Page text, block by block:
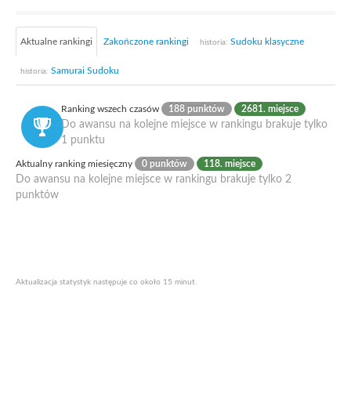
Aktualne rankingi Zakończone rankingi historia: Sudoku klasyczne
historia: Samurai Sudoku
Ranking wszech czasów 188 punktów 2681. miejsce
Do awansu na kolejne miejsce w rankingu brakuje tylko
1 punktu
Aktualny ranking miesięczny 0 punktów 118. miejsce
Do awansu na kolejne miejsce w rankingu brakuje tylko 2
punktów
Aktualizacja statystyk następuje co około 15 minut.